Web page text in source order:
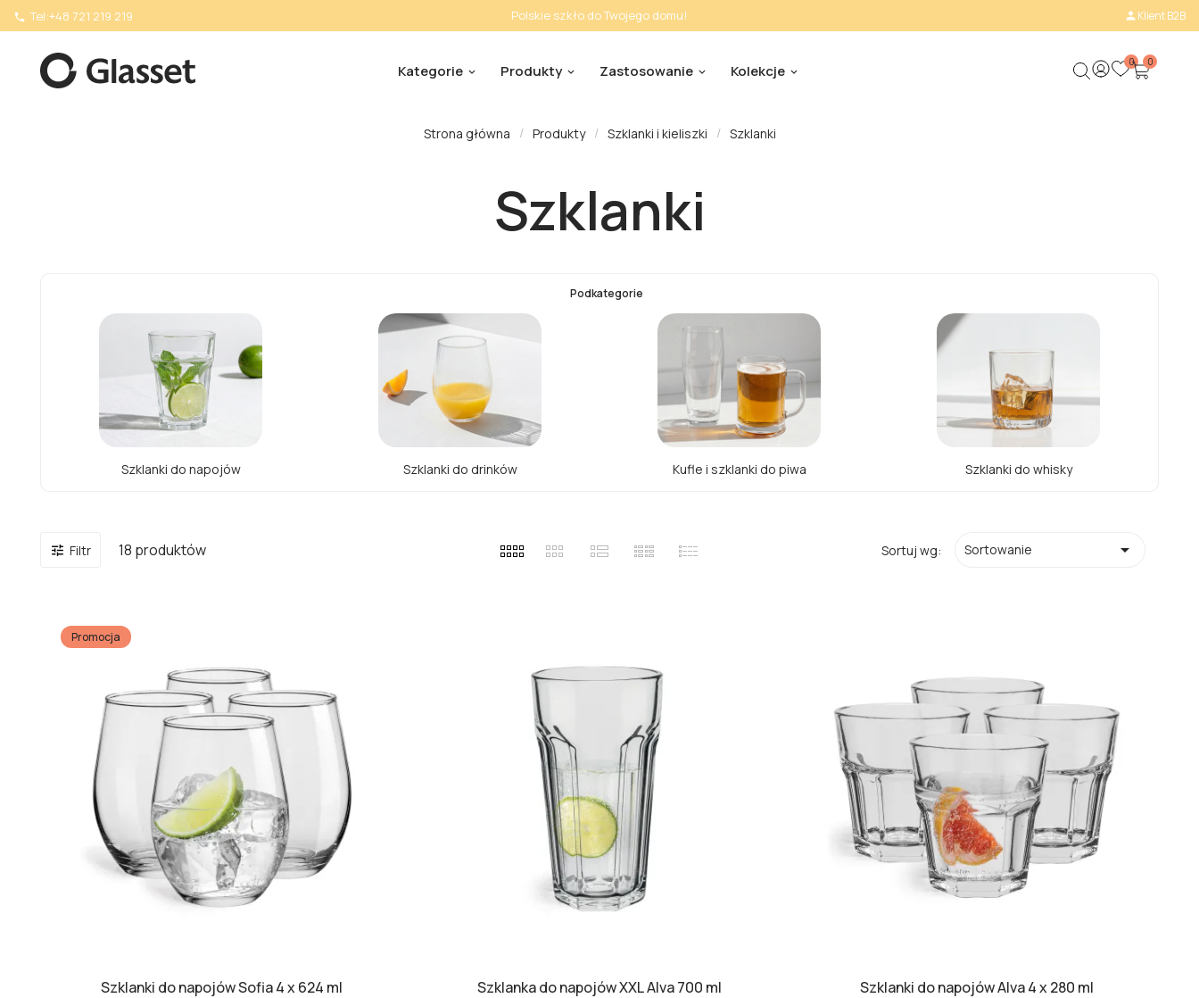
 Tel:+48 721 219 219 Polskie szkło do Twojego domu!  Klient B2B
Kategorie Produkty Zastosowanie Kolekcje
0 0
Strona główna Produkty Szklanki i kieliszki Szklanki
Szklanki
Podkategorie
Szklanki do napojów Szklanki do drinków Kufle i szklanki do piwa Szklanki do whisky
 Filtr 18 produktów Sortuj wg: Sortowanie 
Promocja
Szklanki do napojów Sofia 4 x 624 ml Szklanka do napojów XXL Alva 700 ml Szklanki do napojów Alva 4 x 280 ml